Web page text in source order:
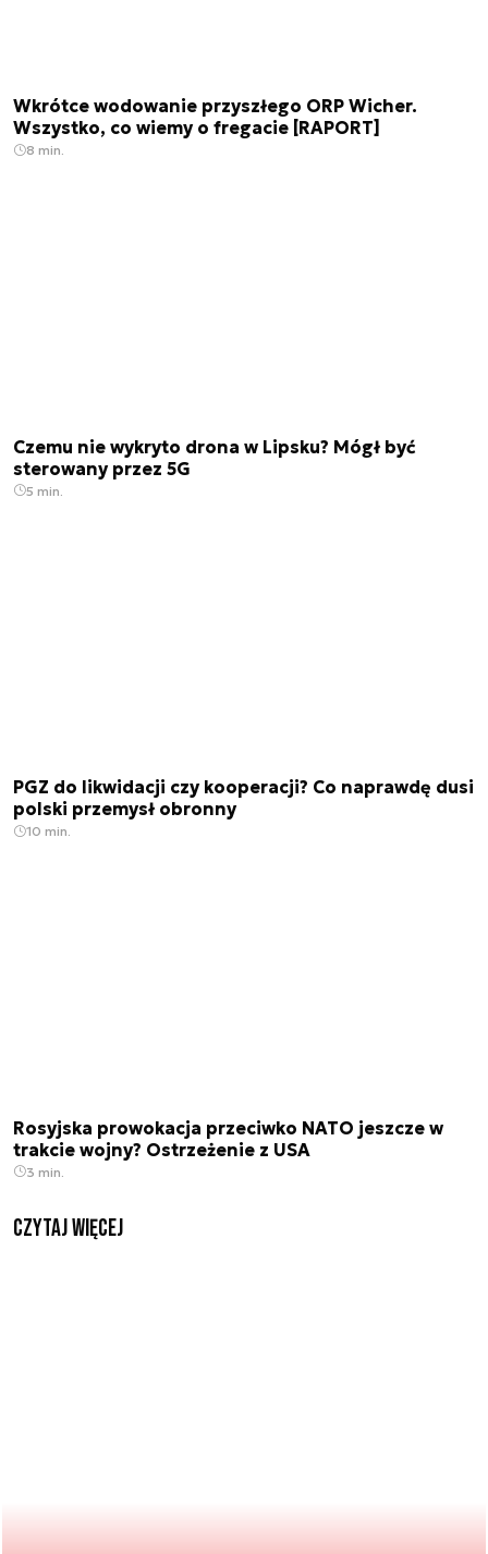
Wkrótce wodowanie przyszłego ORP Wicher.
Wszystko, co wiemy o fregacie [RAPORT]
8 min.
Czemu nie wykryto drona w Lipsku? Mógł być
sterowany przez 5G
5 min.
PGZ do likwidacji czy kooperacji? Co naprawdę dusi
polski przemysł obronny
10 min.
Rosyjska prowokacja przeciwko NATO jeszcze w
trakcie wojny? Ostrzeżenie z USA
3 min.
czytaj więcej